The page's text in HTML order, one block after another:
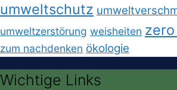
umweltschutz
umweltzerstörung weisheiten
zum nachdenken ökologie
Wichtige Links